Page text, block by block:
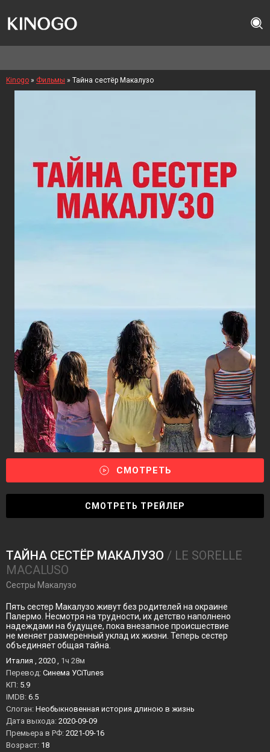
Kinogo » Фильмы » Тайна сестёр Макалузо
СМОТРЕТЬ
СМОТРЕТЬ ТРЕЙЛЕР
ТАЙНА СЕСТЁР МАКАЛУЗО / LE SORELLE
MACALUSO
Сестры Макалузо
Пять сестер Макалузо живут без родителей на окраине
Палермо. Несмотря на трудности, их детство наполнено
надеждами на будущее, пока внезапное происшествие
не меняет размеренный уклад их жизни. Теперь сестер
объединяет общая тайна.
Италия , 2020 , 1ч 28м
Перевод: Синема УСiTunes
KП: 5.9
IMDB: 6.5
Слоган: Необыкновенная история длиною в жизнь
Дата выхода: 2020-09-09
Премьера в РФ: 2021-09-16
Возраст: 18